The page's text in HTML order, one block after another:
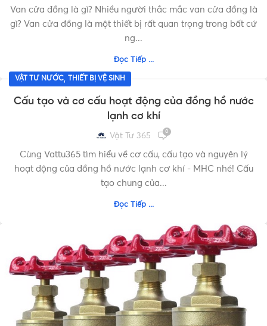
Van cửa đồng là gì? Nhiều người thắc mắc van cửa đồng là
gì? Van cửa đồng là một thiết bị rất quan trọng trong bất cứ
ng...
Đọc Tiếp ...
VẬT TƯ NƯỚC, THIẾT BỊ VỆ SINH
Cấu tạo và cơ cấu hoạt động của đồng hồ nước
lạnh cơ khí
Vật Tư 365 0
Cùng Vattu365 tìm hiểu về cơ cấu, cấu tạo và nguyên lý
hoạt động của đồng hồ nước lạnh cơ khí - MHC nhé! Cấu
tạo chung của...
Đọc Tiếp ...